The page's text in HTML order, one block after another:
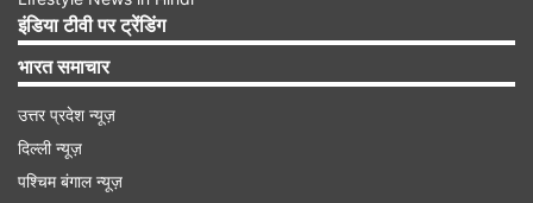
इंडिया टीवी पर ट्रेंडिंग
भारत समाचार
उत्तर प्रदेश न्यूज़
दिल्ली न्यूज़
पश्चिम बंगाल न्यूज़